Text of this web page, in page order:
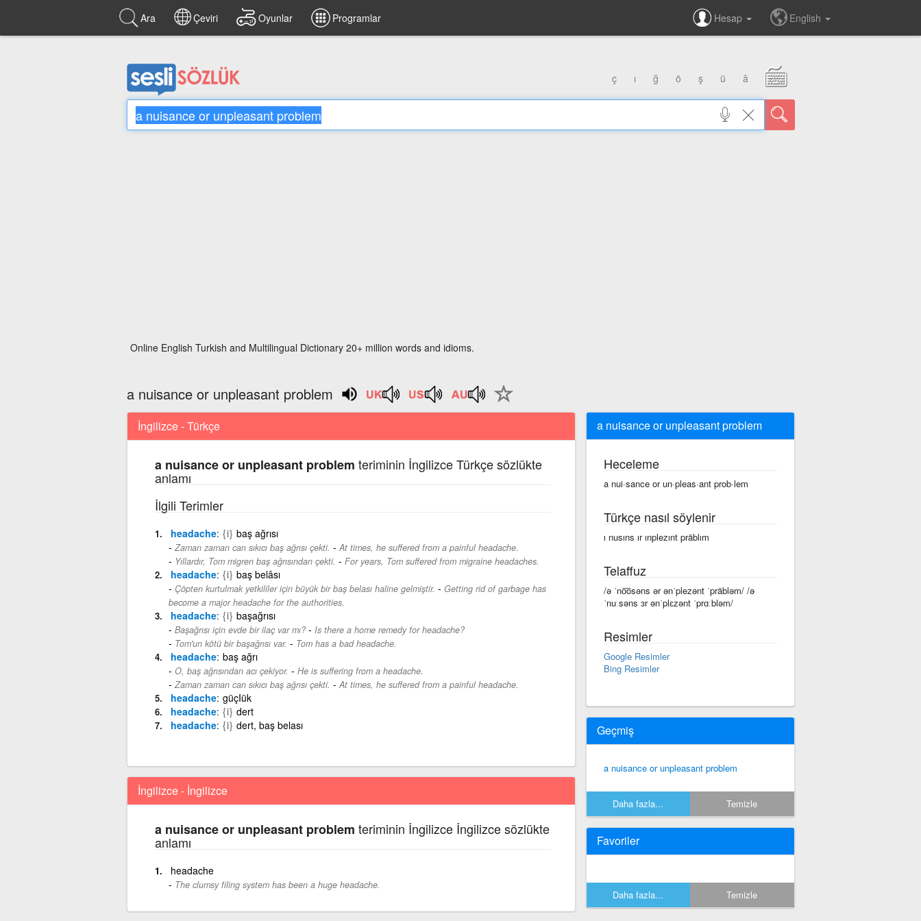
Ara Çeviri Oyunlar Programlar Hesap English
ç ı ğ ö ş ü â
Online English Turkish and Multilingual Dictionary 20+ million words and idioms.
a nuisance or unpleasant problem
İngilizce - Türkçe
a nuisance or unpleasant problem teriminin İngilizce Türkçe sözlükte
anlamı
İlgili Terimler
headache {i} baş ağrısı
Zaman zaman can sıkıcı baş ağrısı çekti. - At times, he suffered from a painful headache.
Yıllardır, Tom migren baş ağrısından çekti. - For years, Tom suffered from migraine headaches.
headache {i} baş belâsı
Çöpten kurtulmak yetkililer için büyük bir baş belası haline gelmiştir. - Getting rid of garbage has
become a major headache for the authorities.
headache {i} başağrısı
Başağrısı için evde bir ilaç var mı?- Is there a home remedy for headache?
Tom'un kötü bir başağrısı var. - Tom has a bad headache.
headache baş ağrı
O, baş ağrısından acı çekiyor. - He is suffering from a headache.
Zaman zaman can sıkıcı baş ağrısı çekti. - At times, he suffered from a painful headache.
headache güçIük
headache {i} dert
headache {i} dert, baş belası
İngilizce - İngilizce
a nuisance or unpleasant problem teriminin İngilizce İngilizce sözlükte
anlamı
headache
The clumsy filing system has been a huge headache.
a nuisance or unpleasant problem
Heceleme
a nui·sance or un·pleas·ant prob·lem
Türkçe nasıl söylenir
ı nusıns ır ınplezınt präblım
Telaffuz
/ə ˈno͞osəns ər ənˈplezənt ˈpräbləm/ /ə
ˈnuːsəns ɜr ənˈplɛzənt ˈprɑːbləm/
Resimler
Google Resimler
Bing Resimler
Geçmiş
a nuisance or unpleasant problem
Daha fazla... Temizle
Favoriler
Daha fazla... Temizle